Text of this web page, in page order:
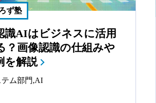
ず塾
識AIはビジネスに活用
？画像認識の仕組みや
を解説
ム部門,AI